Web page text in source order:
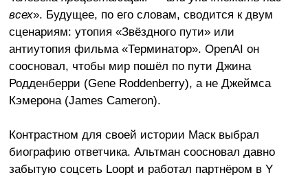
всех». Будущее, по его словам, сводится к двум
сценариям: утопия «Звёздного пути» или
антиутопия фильма «Терминатор». OpenAI он
соосновал, чтобы мир пошёл по пути Джина
Родденберри (Gene Roddenberry), а не Джеймса
Кэмерона (James Cameron).
Контрастном для своей истории Маск выбрал
биографию ответчика. Альтман соосновал давно
забытую соцсеть Loopt и работал партнёром в Y